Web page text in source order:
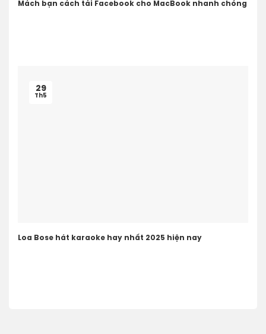
Mách bạn cách tải Facebook cho MacBook nhanh chóng
Loa Bose hát karaoke hay nhất 2025 hiện nay
29
Th5